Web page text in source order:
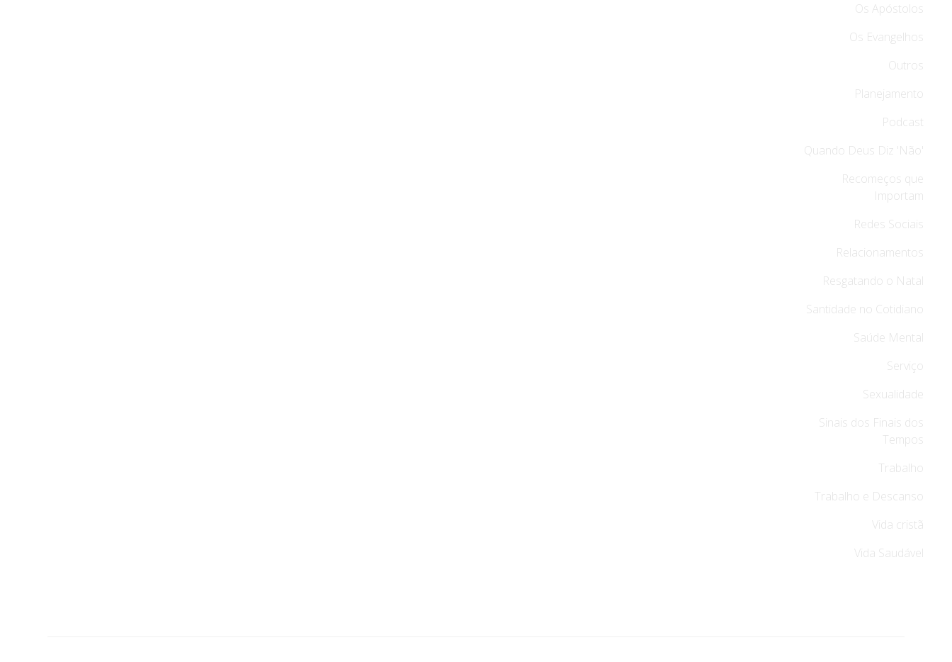
Os Apóstolos
Os Evangelhos
Outros
Planejamento
Podcast
Quando Deus Diz 'Não'
Recomeços que
Importam
Redes Sociais
Relacionamentos
Resgatando o Natal
Santidade no Cotidiano
Saúde Mental
Serviço
Sexualidade
Sinais dos Finais dos
Tempos
Trabalho
Trabalho e Descanso
Vida cristã
Vida Saudável